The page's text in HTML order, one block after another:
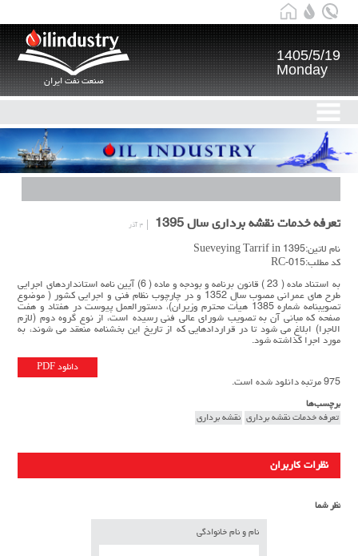
صنعت نفت ایران
1405/5/19
Monday
تعرفه خدمات نقشه برداري سال 1395 ۴ آذر
نام لاتین:Sueveying Tarrif in 1395
کد مطلب:RC-015
به استناد ماده ( 23 ) قانون برنامه و بودجه و ماده ( 6) آيين نامه استانداردهاي اجرايي
طرح هاي عمراني مصوب سال 1352 و در چارچوب نظام فني و اجرايي كشور ( موضوع
تصويبنامه شماره 1385 هيأت محترم وزيران)، دستورالعمل پيوست در هفتاد و هفت
صفحه كه مباني آن به تصويب شوراي عالي فني رسيده است، از نوع گروه دوم (لازم
الاجرا) ابلاغ مي شود تا در قراردادهايي كه از تاريخ اين بخشنامه منعقد مي شوند، به
مورد اجرا گذاشته شود.
دانلود PDF
975 مرتبه دانلود شده است.
برچسب‌ها
تعرفه خدمات نقشه برداري نقشه برداری
نظرات کاربران
نظر شما
نام و نام خانوادگی